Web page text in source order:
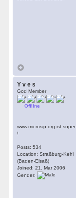
Y v e s
God Member
Offline
www.microsip.org ist super
!
Posts: 534
Location: Straßburg-Kehl
(Baden-Elsaß)
Joined: 21. Mar 2006
Gender: